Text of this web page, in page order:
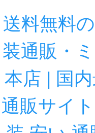
送料無料
装通販・
本店 | 国
通販サイ